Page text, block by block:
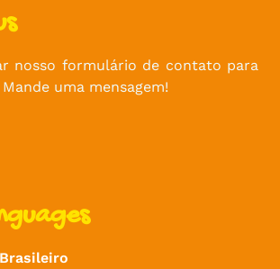
nosso formulário de contato para
uma mensagem!